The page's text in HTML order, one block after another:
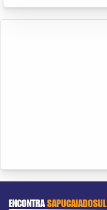
ENCONTRASAPUCAIADOSUL